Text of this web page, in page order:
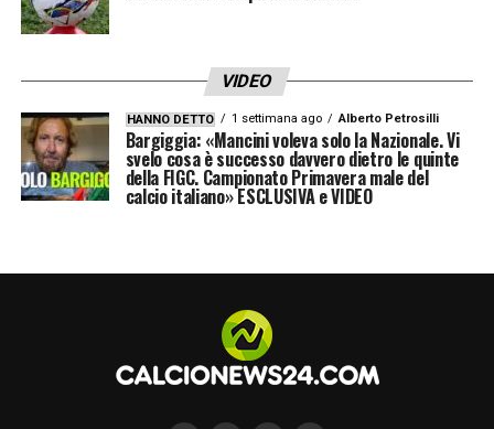
sarà dedicato anche al movimento in rosa,
Under 15 e Under 17 femminile, una scelta
organizzativa che certifica l’attenzione del
comitato direttivo verso lo sviluppo e la
valorizzazione del calcio femminile
educativo dello sport e favorendo percorsi di
integrazione crescita e socialità.
torneo inclusivo, con pari opportunità e
partecipazione.
VIDEO
HANNO DETTO 1 settimana ago Alberto Petrosilli
Bargiggia: «Mancini voleva solo la Nazionale. Vi
svelo cosa è successo davvero dietro le quinte
della FIGC. Campionato Primavera male del
calcio italiano» ESCLUSIVA e VIDEO